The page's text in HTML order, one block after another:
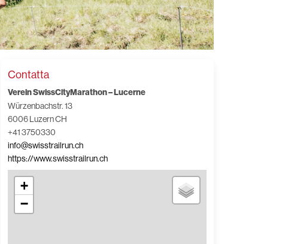
Contatta
Verein SwissCityMarathon – Lucerne
Würzenbachstr. 13
6006 Luzern CH
+41 3750330
info@swisstrailrun.ch
https://www.swisstrailrun.ch
+
−